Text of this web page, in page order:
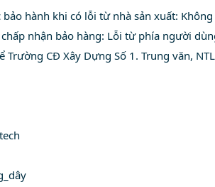
hành khi có lỗi từ nhà sản xuất:
nhận bảo hàng: Lỗi từ phía người
CĐ Xây Dựng Số 1. Trung văn,